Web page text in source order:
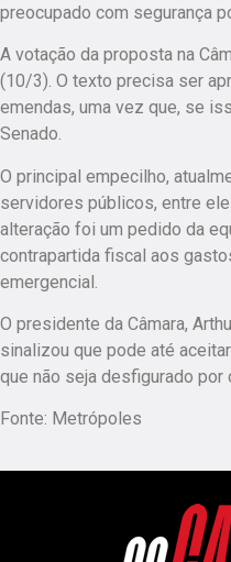
preocupado com segurança
A votação da proposta na
(10/3). O texto precisa ser
emendas, uma vez que, se
Senado.
O principal empecilho,
servidores públicos, entre
alteração foi um pedido da
contrapartida fiscal aos
emergencial.
O presidente da Câmara,
sinalizou que pode até
que não seja desfigurado
Fonte: Metrópoles